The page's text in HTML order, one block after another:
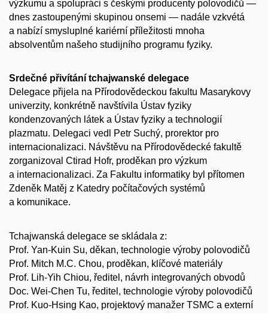
výzkumu a spolupráci s českými producenty polovodičů —
dnes zastoupenými skupinou onsemi — nadále vzkvétá
a nabízí smysluplné kariérní příležitosti mnoha
absolventům našeho studijního programu fyziky.
Srdečné přivítání tchajwanské delegace
Delegace přijela na Přírodovědeckou fakultu Masarykovy
univerzity, konkrétně navštívila Ústav fyziky
kondenzovaných látek a Ústav fyziky a technologií
plazmatu. Delegaci vedl Petr Suchý, prorektor pro
internacionalizaci. Návštěvu na Přírodovědecké fakultě
zorganizoval Ctirad Hofr, proděkan pro výzkum
a internacionalizaci. Za Fakultu informatiky byl přítomen
Zdeněk Matěj z Katedry počítačových systémů
a komunikace.
Tchajwanská delegace se skládala z:
Prof. Yan-Kuin Su, děkan, technologie výroby polovodičů
Prof. Mitch M.C. Chou, proděkan, klíčové materiály
Prof. Lih-Yih Chiou, ředitel, návrh integrovaných obvodů
Doc. Wei-Chen Tu, ředitel, technologie výroby polovodičů
Prof. Kuo-Hsing Kao, projektový manažer TSMC a externí